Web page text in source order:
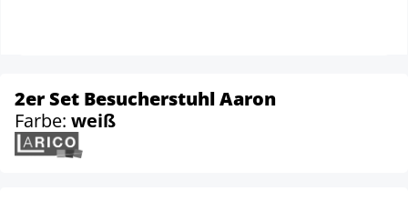
2er Set Besucherstuhl Aaron
Farbe: weiß